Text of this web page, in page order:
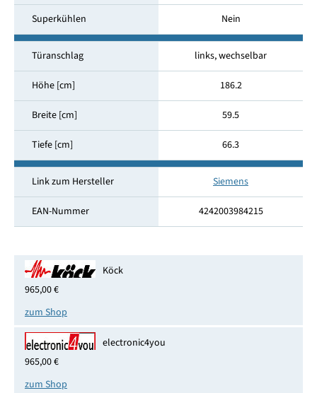
Superkühlen Nein
Türanschlag links, wechselbar
Höhe [cm] 186.2
Breite [cm] 59.5
Tiefe [cm] 66.3
Link zum Hersteller Siemens
EAN-Nummer 4242003984215
Köck
965,00 €
zum Shop
electronic4you
965,00 €
zum Shop